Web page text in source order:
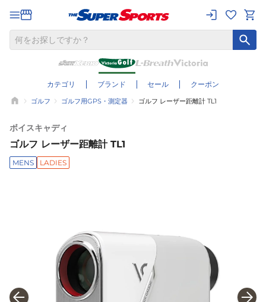
カテゴリ ブランド セール クーポン
ゴルフ ゴルフ用GPS・測定器 ゴルフ レーザー距離計 TL1
ボイスキャディ
ゴルフ レーザー距離計 TL1
MENS LADIES